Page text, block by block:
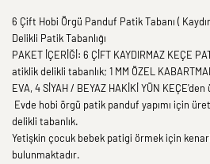
6 Çift Hobi Örgü Panduf Patik Tabanı (
Delikli Patik Tabanlığı
PAKET İÇERİĞİ: 6 ÇİFT KAYDIRMAZ KEÇE
atiklik delikli tabanlık; 1 MM ÖZEL
EVA, 4 SİYAH / BEYAZ HAKİKİ YÜN
Evde hobi örgü patik panduf yapımı için
delikli tabanlık.
Yetişkin çocuk bebek patigi örmek için
bulunmaktadır.